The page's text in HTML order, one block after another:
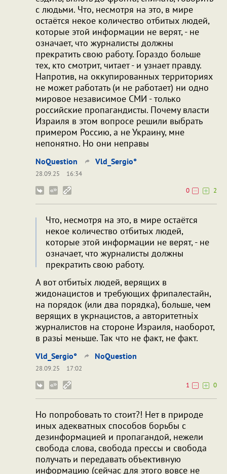
с людьми. Что, несмотря на это, в мире
остаётся некое количество отбитых людей,
которые этой информации не верят, - не
означает, что журналисты должны
прекратить свою работу. Гораздо больше
тех, кто смотрит, читает - и узнает правду.
Напротив, на оккупированных территориях
не может работать (и не работает) ни одно
мировое независимое СМИ - только
российские пропагандисты. Почему власти
Израиля в этом вопросе решили выбрать
примером Россию, а не Украину, мне
непонятно. Но они неправы
NoQuestion Vld_Sergio°
28.09.25
16:34
0
2
Что, несмотря на это, в мире остаётся
некое количество отбитых людей,
которые этой информации не верят, - не
означает, что журналисты должны
прекратить свою работу.
А вот отбитьіх людей, верящих в
жидонацистов и требующих фрипалестайн,
на порядок (или два порядка), больше, чем
верящих в укрнацистов, а авторитетньіх
журналистов на стороне Израиля, наоборот,
в разьі меньше. Так что не факт, не факт.
Vld_Sergio° NoQuestion
28.09.25
17:02
1
0
Но попробовать то стоит?! Нет в природе
иных адекватных способов борьбы с
дезинформацией и пропагандой, нежели
свобода слова, свобода прессы и свобода
получать и передавать объективную
информацию (сейчас для этого вовсе не